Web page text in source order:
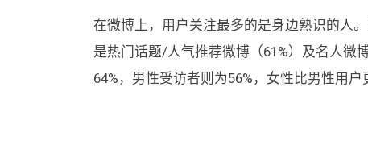
在微博上，用户关注最多的是身边熟识的人
是热门话题/人气推荐微博（61%）及名人微
64%，男性受访者则为56%，女性比男性用户